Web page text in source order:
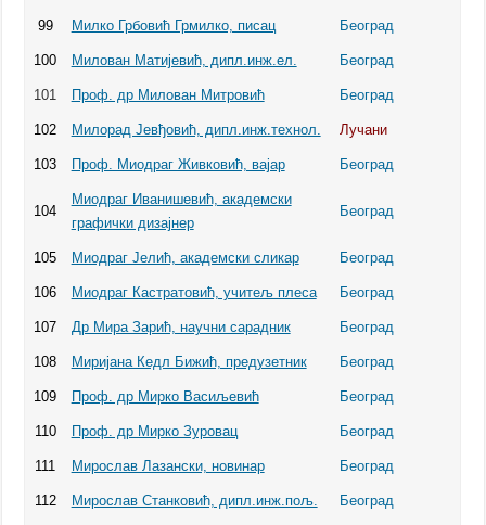
99 Милко Грбовић Грмилко, писац Београд
100 Милован Матијевић, дипл.инж.ел. Београд
101 Проф. др Милован Митровић Београд
102 Милорад Јевђовић, дипл.инж.технол. Лучани
103 Проф. Миодраг Живковић, вајар Београд
104
Миодраг Иванишевић, академски
графички дизајнер
Београд
105 Миодраг Јелић, академски сликар Београд
106 Миодраг Кастратовић, учитељ плеса Београд
107 Др Мира Зарић, научни сарадник Београд
108 Миријана Кедл Бижић, предузетник Београд
109 Проф. др Мирко Васиљевић Београд
110 Проф. др Мирко Зуровац Београд
111 Мирослав Лазански, новинар Београд
112 Мирослав Станковић, дипл.инж.пољ. Београд